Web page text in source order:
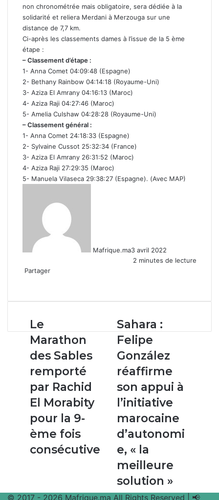
non chronométrée mais obligatoire, sera dédiée à la
solidarité et reliera Merdani à Merzouga sur une
distance de 7,7 km.
Ci-après les classements dames à l’issue de la 5 ème
étape :
– Classement d’étape :
1- Anna Comet 04:09:48 (Espagne)
2- Bethany Rainbow 04:14:18 (Royaume-Uni)
3- Aziza El Amrany 04:16:13 (Maroc)
4- Aziza Raji 04:27:46 (Maroc)
5- Amelia Culshaw 04:28:28 (Royaume-Uni)
– Classement général :
1- Anna Comet 24:18:33 (Espagne)
2- Sylvaine Cussot 25:32:34 (France)
3- Aziza El Amrany 26:31:52 (Maroc)
4- Aziza Raji 27:29:35 (Maroc)
5- Manuela Vilaseca 29:38:27 (Espagne). (Avec MAP)
Mafrique.ma3 avril 2022
2 minutes de lecture
Partager
email
Le
Marathon
des
Sables
remporté
par
El
Morabity
la
9-
fois
Le
Marathon
des Sables
remporté
par Rachid
El Morabity
pour la 9-
ème fois
consécutive
Sahara
:
Felipe
González
réaffirme
son
à
l’initiative
d’autonomie,
« la
meilleure
solution »
Sahara :
Felipe
González
réaffirme
son appui à
l’initiative
marocaine
d’autonomi
e, « la
meilleure
solution »
© 2017 - 2026 Mafrique.ma All Rights Reserved | 📢